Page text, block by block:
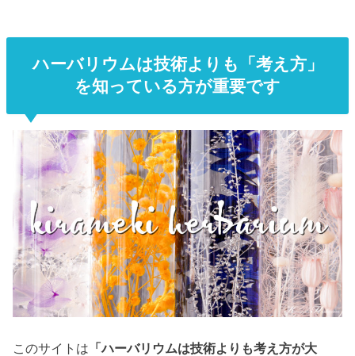
ハーバリウムは技術よりも「考え方」
を知っている方が重要です
このサイトは 「ハーバリウムは技術よりも考え方が大